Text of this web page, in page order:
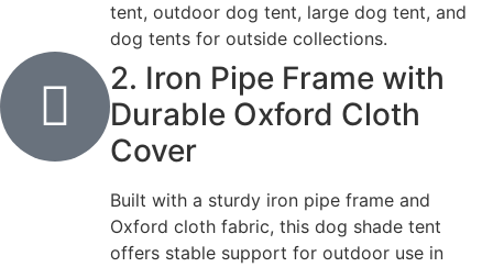
tent, outdoor dog tent, large dog tent, and
dog tents for outside collections.
2. Iron Pipe Frame with
Durable Oxford Cloth
Cover
Built with a sturdy iron pipe frame and
Oxford cloth fabric, this dog shade tent
offers stable support for outdoor use in